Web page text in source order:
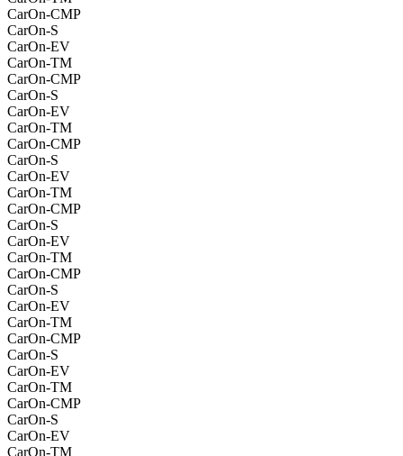
CarOn-CMP
CarOn-S
CarOn-EV
CarOn-TM
CarOn-CMP
CarOn-S
CarOn-EV
CarOn-TM
CarOn-CMP
CarOn-S
CarOn-EV
CarOn-TM
CarOn-CMP
CarOn-S
CarOn-EV
CarOn-TM
CarOn-CMP
CarOn-S
CarOn-EV
CarOn-TM
CarOn-CMP
CarOn-S
CarOn-EV
CarOn-TM
CarOn-CMP
CarOn-S
CarOn-EV
CarOn-TM